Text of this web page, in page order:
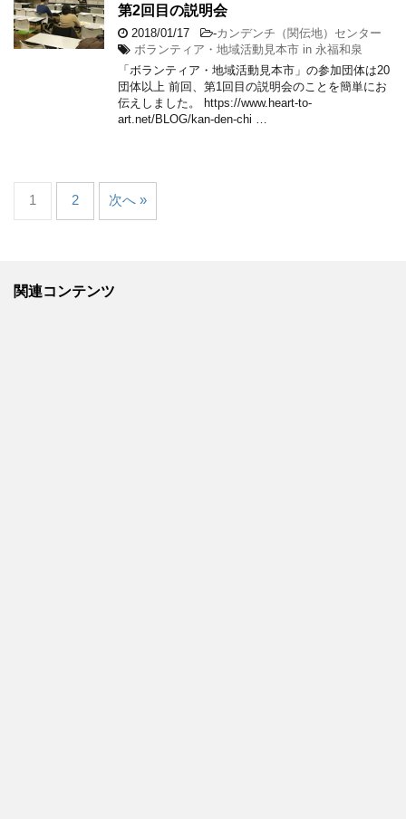
第2回目の説明会
2018/01/17 -カンデンチ（関伝地）センター
ボランティア・地域活動見本市 in 永福和泉
「ボランティア・地域活動見本市」の参加団体は20
団体以上 前回、第1回目の説明会のことを簡単にお
伝えしました。 https://www.heart-to-
art.net/BLOG/kan-den-chi …
1 2 次へ »
関連コンテンツ